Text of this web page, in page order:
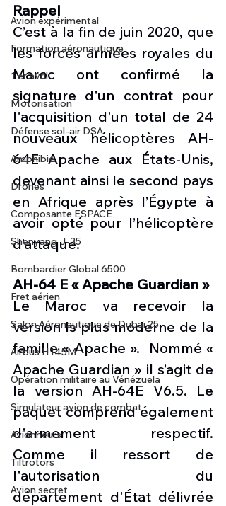
Avion expérimental
Formation aéronautique
1 er avril
Motorisation
Défense sol-air DSA
Amphibie
Drones
Composante ESPACE
Shenyang J-35
Bombardier Global 6500
Fret aérien
Salon Aéronautique de Dubaï 25
Airbus H145M
Opération militaire au Vénézuela
Simulateur avion de combat
Avionneurs
Tiltrotors
Avion secret
Rappel
C’est à la fin de juin 2020, que
les forces armées royales du
Maroc ont confirmé la
signature d'un contrat pour
l'acquisition d'un total de 24
nouveaux hélicoptères AH-
64E Apache aux États-Unis,
devenant ainsi le second pays
en Afrique après l’Égypte à
avoir opté pour l’hélicoptère
d’attaque.
AH-64 E « Apache Guardian »
Le Maroc va recevoir la
version ls plus moderne de la
famille « Apache ».  Nommé «
Apache Guardian » il s’agit de
la version AH-64E V6.5. Le
paquet comprend également
d'armement respectif.
Comme il ressort de
l'autorisation du
département d'État délivrée